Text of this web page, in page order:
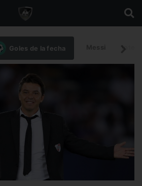
Goles de la fecha